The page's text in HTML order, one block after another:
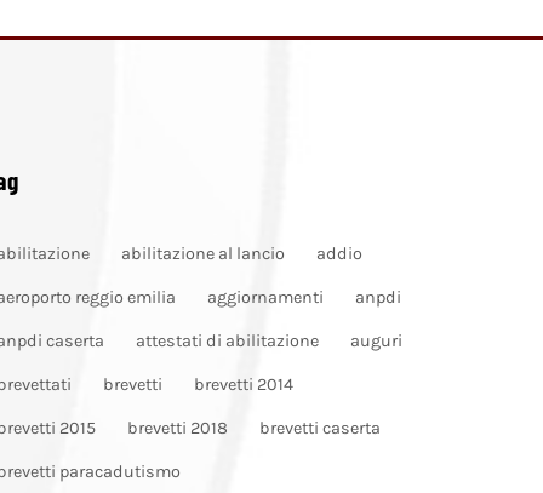
abilitazione al lancio addio
reggio emilia aggiornamenti anpdi
caserta attestati di abilitazione auguri
brevetti brevetti 2014
2015 brevetti 2018 brevetti caserta
paracadutismo